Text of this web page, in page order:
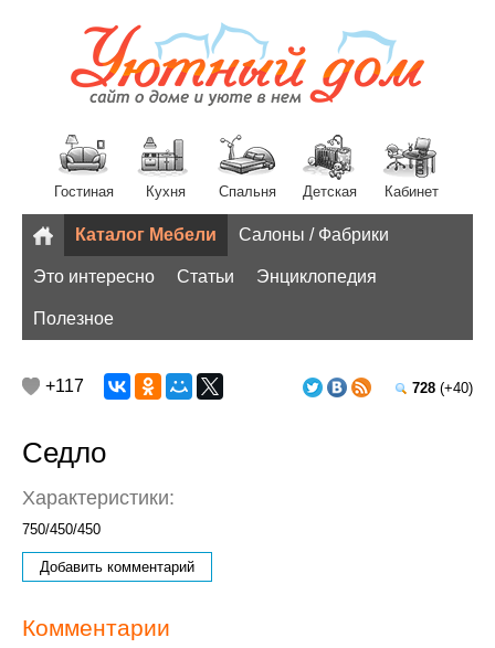
Гостиная Кухня Спальня Детская Кабинет
Разное
Каталог Мебели Салоны / Фабрики
Это интересно Статьи Энциклопедия
Полезное
728 (+40)
+117
Седло
Характеристики:
750/450/450
Добавить комментарий
Комментарии